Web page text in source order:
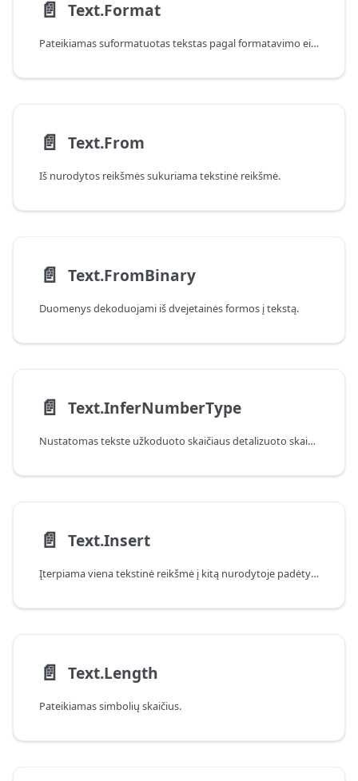
📄️ Text.Format
Pateikiamas suformatuotas tekstas pagal formatavimo eilutę ir argumentus.
📄️ Text.From
Iš nurodytos reikšmės sukuriama tekstinė reikšmė.
📄️ Text.FromBinary
Duomenys dekoduojami iš dvejetainės formos į tekstą.
📄️ Text.InferNumberType
Nustatomas tekste užkoduoto skaičiaus detalizuoto skaičiaus tipas (Int64.Type, Double.Type ir t. t.).
📄️ Text.Insert
Įterpiama viena tekstinė reikšmė į kitą nurodytoje padėtyje.
📄️ Text.Length
Pateikiamas simbolių skaičius.